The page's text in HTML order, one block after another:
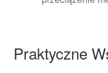
Praktyczne